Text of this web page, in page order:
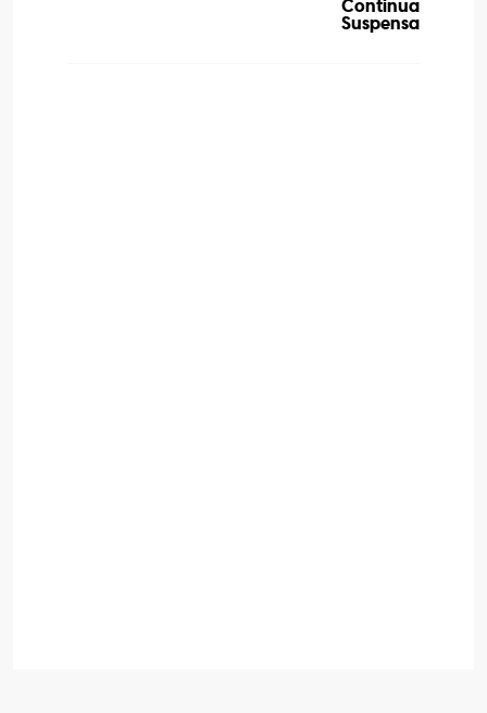
Continua
Suspensa